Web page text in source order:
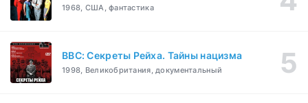
1968, США, фантастика
BBC: Секреты Рейха. Тайны нацизма
1998, Великобритания, документальный